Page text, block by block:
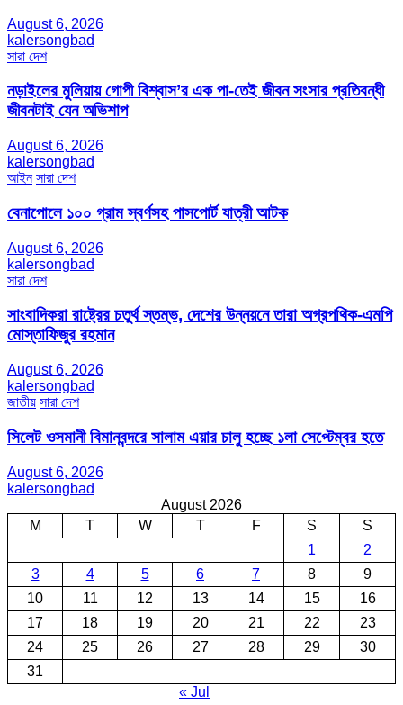
August 6, 2026
kalersongbad
সারা দেশ
নড়াইলের মুলিয়ায় গোপী বিশ্বাস’র এক পা-তেই জীবন সংসার প্রতিবন্ধী
জীবনটাই যেন অভিশাপ
August 6, 2026
kalersongbad
আইন সারা দেশ
বেনাপোলে ১০০ গ্রাম স্বর্ণসহ পাসপোর্ট যাত্রী আটক
August 6, 2026
kalersongbad
সারা দেশ
সাংবাদিকরা রাষ্ট্রের চতুর্থ স্তম্ভ, দেশের উন্নয়নে তারা অগ্রপথিক-এমপি
মোস্তাফিজুর রহমান
August 6, 2026
kalersongbad
জাতীয় সারা দেশ
সিলেট ওসমানী বিমানবন্দরে সালাম এয়ার চালু হচ্ছে ১লা সেপ্টেম্বর হতে
August 6, 2026
kalersongbad
August 2026
M
T W T F S
S
1
2
3
4 5 6 7 8
9
10
11 12 13 14 15
16
17
18 19 20 21 22
23
24
25 26 27 28 29
30
31
« Jul